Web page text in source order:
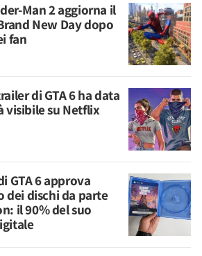
Man 2 aggiorna il
New Day dopo
fan
di GTA 6 ha data
visibile su Netflix
GTA 6 approva
dei dischi da parte
il 90% del suo